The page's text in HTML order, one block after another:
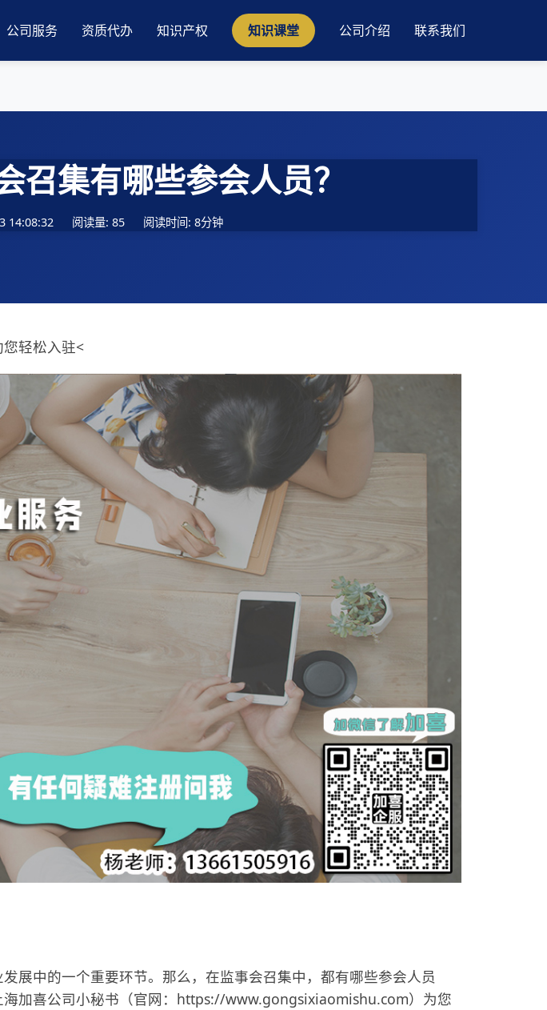
公司服务 资质代办 知识产权 知识课堂 公司介绍 联系我们
召集有哪些参会人员？
14:08:32 阅读量: 85 阅读时间: 8分钟
轻松入驻<
展中的一个重要环节。那么，在监事会召集中，都有哪些参会人员
加喜公司小秘书（官网：https://www.gongsixiaomishu.com）为您